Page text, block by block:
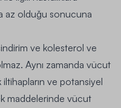
az olduğu sonucuna
ve kolesterol ve
Aynı zamanda vücut
ve potansiyel
maddelerinde vücut